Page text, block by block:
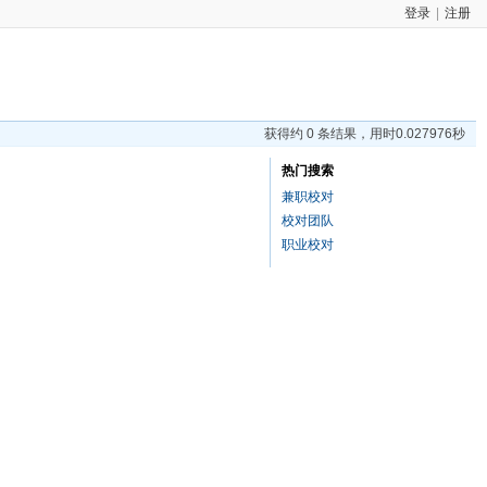
登录 注册
获得约 0 条结果，用时0.027976秒
热门搜索
兼职校对
校对团队
职业校对